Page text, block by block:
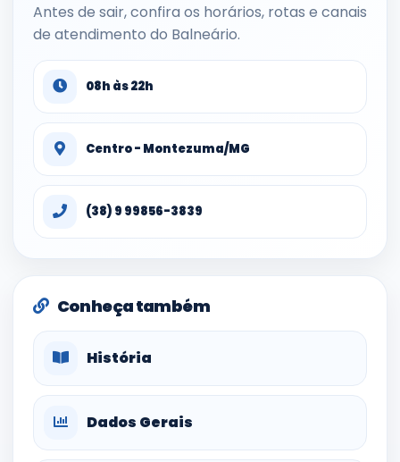
Antes de sair, confira os horários, rotas e canais
de atendimento do Balneário.
08h às 22h
Centro - Montezuma/MG
(38) 9 99856-3839
Conheça também
História
Dados Gerais